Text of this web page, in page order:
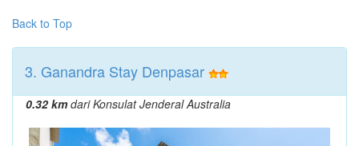
Back to Top
3. Ganandra Stay Denpasar
0.32 kmdari Konsulat Jenderal Australia